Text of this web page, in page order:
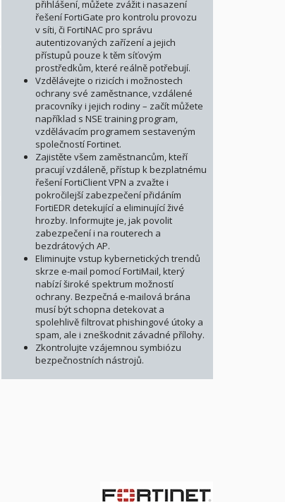
přihlášení, můžete zvážit i nasazení
řešení FortiGate pro kontrolu provozu
v síti, či FortiNAC pro správu
autentizovaných zařízení a jejich
přístupů pouze k těm síťovým
prostředkům, které reálně potřebují.
Vzdělávejte o rizicích i možnostech
ochrany své zaměstnance, vzdálené
pracovníky i jejich rodiny – začít můžete
například s NSE training program,
vzdělávacím programem sestaveným
společností Fortinet.
Zajistěte všem zaměstnancům, kteří
pracují vzdáleně, přístup k bezplatnému
řešení FortiClient VPN a zvažte i
pokročilejší zabezpečení přidáním
FortiEDR detekující a eliminující živé
hrozby. Informujte je, jak povolit
zabezpečení i na routerech a
bezdrátových AP.
Eliminujte vstup kybernetických trendů
skrze e-mail pomocí FortiMail, který
nabízí široké spektrum možností
ochrany. Bezpečná e-mailová brána
musí být schopna detekovat a
spolehlivě filtrovat phishingové útoky a
spam, ale i zneškodnit závadné přílohy.
Zkontrolujte vzájemnou symbiózu
bezpečnostních nástrojů.